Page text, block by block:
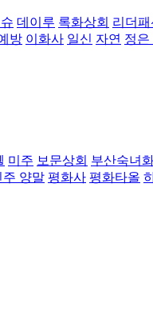
데이루 록화상회 리더패
방 이화사 일신 자연 정은
미주 보문상회 부산숙녀
주 양말 평화사 평화타올